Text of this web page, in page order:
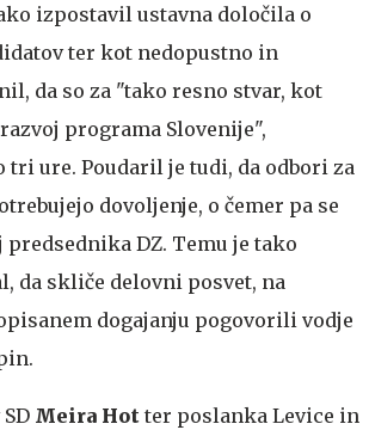
izpostavil ustavna določila o
ter kot nedopustno in
da so za "tako resno stvar, kot
programa Slovenije",
tri ure. Poudaril je tudi, da odbori za
dovoljenje, o čemer pa se
DZ. Temu je tako
da skliče delovni posvet, na
dogajanju pogovorili vodje
Meira Hot ter poslanka Levice in